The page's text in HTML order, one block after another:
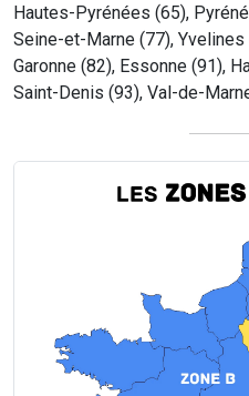
Hautes-Pyrénées (65),
Seine-et-Marne (77), Yvelines
Garonne (82), Essonne (91),
Saint-Denis (93), Val-de-